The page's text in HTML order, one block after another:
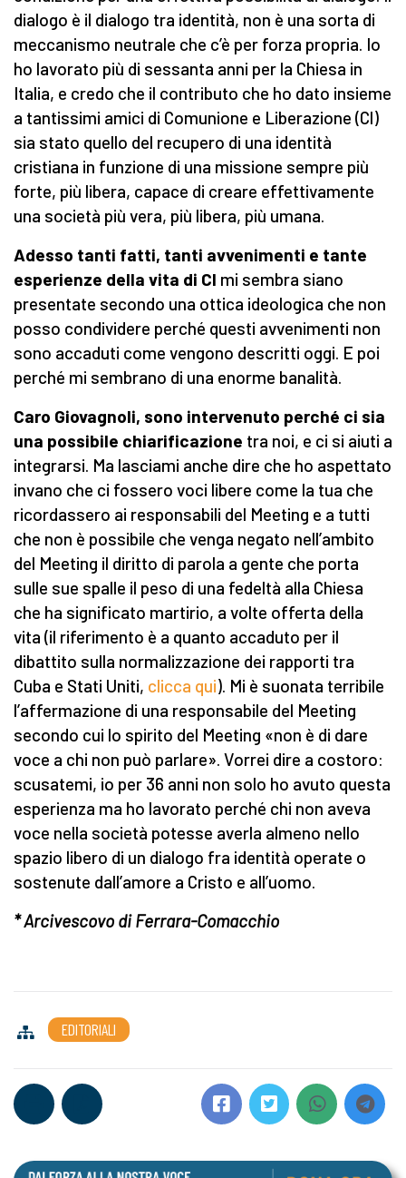
dialogo è il dialogo tra identità, non è una sorta di
meccanismo neutrale che c’è per forza propria. Io
ho lavorato più di sessanta anni per la Chiesa in
Italia, e credo che il contributo che ho dato insieme
a tantissimi amici di Comunione e Liberazione (Cl)
sia stato quello del recupero di una identità
cristiana in funzione di una missione sempre più
forte, più libera, capace di creare effettivamente
una società più vera, più libera, più umana.
Adesso tanti fatti, tanti avvenimenti e tante
esperienze della vita di Cl mi sembra siano
presentate secondo una ottica ideologica che non
posso condividere perché questi avvenimenti non
sono accaduti come vengono descritti oggi. E poi
perché mi sembrano di una enorme banalità.
Caro Giovagnoli, sono intervenuto perché ci sia
una possibile chiarificazione tra noi, e ci si aiuti a
integrarsi. Ma lasciami anche dire che ho aspettato
invano che ci fossero voci libere come la tua che
ricordassero ai responsabili del Meeting e a tutti
che non è possibile che venga negato nell’ambito
del Meeting il diritto di parola a gente che porta
sulle sue spalle il peso di una fedeltà alla Chiesa
che ha significato martirio, a volte offerta della
vita (il riferimento è a quanto accaduto per il
dibattito sulla normalizzazione dei rapporti tra
Cuba e Stati Uniti, clicca qui). Mi è suonata terribile
l’affermazione di una responsabile del Meeting
secondo cui lo spirito del Meeting «non è di dare
voce a chi non può parlare». Vorrei dire a costoro:
scusatemi, io per 36 anni non solo ho avuto questa
esperienza ma ho lavorato perché chi non aveva
voce nella società potesse averla almeno nello
spazio libero di un dialogo fra identità operate o
sostenute dall’amore a Cristo e all’uomo.
* Arcivescovo di Ferrara-Comacchio
EDITORIALI